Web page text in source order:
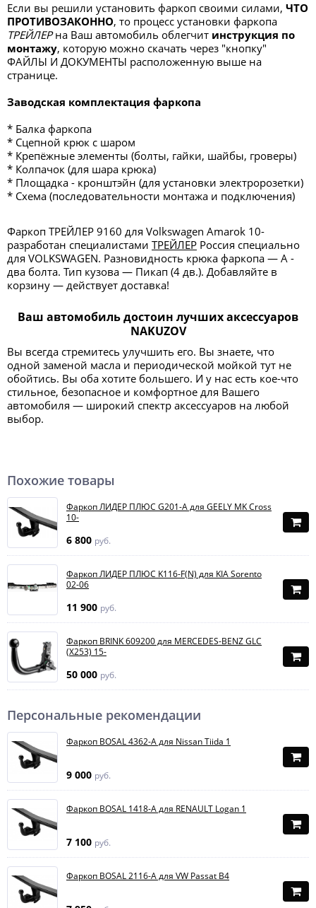
Если вы решили установить фаркоп своими силами, ЧТО
ПРОТИВОЗАКОННО, то процесс установки фаркопа
ТРЕЙЛЕРна Ваш автомобиль облегчит инструкция по
монтажу, которую можно скачать через "кнопку"
ФАЙЛЫ И ДОКУМЕНТЫ расположенную выше на
странице.
Заводская комплектация фаркопа
* Балка фаркопа
* Сцепной крюк с шаром
* Крепёжные элементы (болты, гайки, шайбы, гроверы)
* Колпачок (для шара крюка)
* Площадка - кронштэйн (для установки электророзетки)
* Схема (последовательности монтажа и подключения)
Фаркоп ТРЕЙЛЕР 9160 для Volkswagen Amarok 10-
разработан специалистами ТРЕЙЛЕР Россия специально
для VOLKSWAGEN. Разновидность крюка фаркопа — А -
два болта. Тип кузова — Пикап (4 дв.). Добавляйте в
корзину — действует доставка!
Ваш автомобиль достоин лучших аксессуаров
NAKUZOV
Вы всегда стремитесь улучшить его. Вы знаете, что
одной заменой масла и периодической мойкой тут не
обойтись. Вы оба хотите большего. И у нас есть кое-что
стильное, безопасное и комфортное для Вашего
автомобиля — широкий спектр аксессуаров на любой
выбор.
Похожие товары
Фаркоп ЛИДЕР ПЛЮС G201-A для GEELY MK Cross
10-
6 800 руб.
Фаркоп ЛИДЕР ПЛЮС K116-F(N) для KIA Sorento
02-06
11 900 руб.
Фаркоп BRINK 609200 для MERCEDES-BENZ GLC
(X253) 15-
50 000 руб.
Персональные рекомендации
Фаркоп BOSAL 4362-A для Nissan Tiida 1
9 000 руб.
Фаркоп BOSAL 1418-A для RENAULT Logan 1
7 100 руб.
Фаркоп BOSAL 2116-A для VW Passat B4